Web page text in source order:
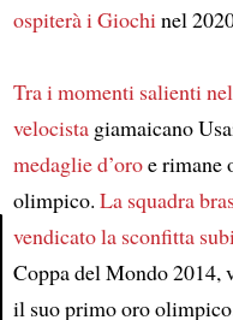
Article
ospiterà i Giochinel
Tra i momenti salienti
velocistagiamaicano
medaglie d’oroe rimane
olimpico. La squadra
vendicato la sconfitta
Coppa del Mondo 2014,
il suo primo oro